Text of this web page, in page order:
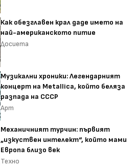
Как обезглавен крал даде името на
най-американското питие
Досиета
Музикални хроники: Легендарният
концерт на Metallica, който беляза
разпада на СССР
Арт
Механичният турчин: първият
„изкуствен интелект“, който мами
Европа близо век
Техно